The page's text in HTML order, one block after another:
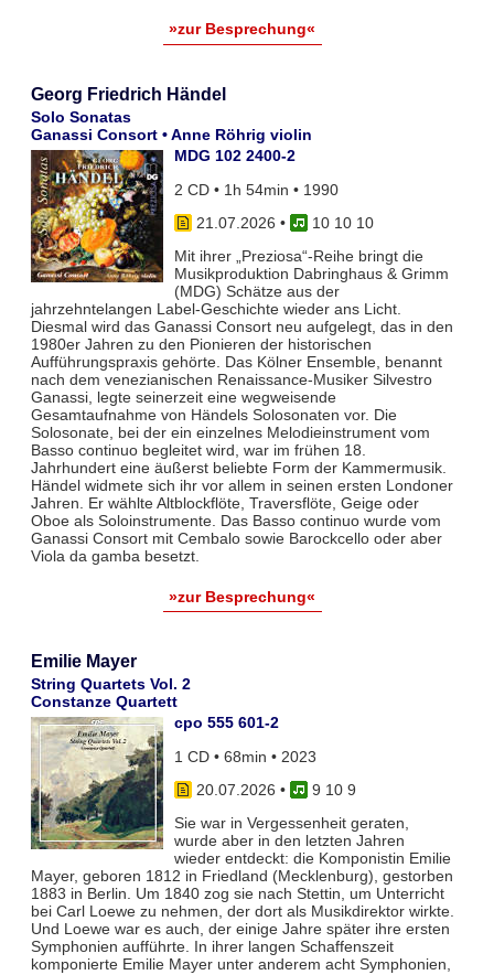
»zur Besprechung«
Georg Friedrich Händel
Solo Sonatas
Ganassi Consort • Anne Röhrig violin
MDG 102 2400-2
2 CD • 1h 54min • 1990
21.07.2026 •
10 10 10
Mit ihrer „Preziosa“-Reihe bringt die
Musikproduktion Dabringhaus & Grimm
(MDG) Schätze aus der
jahrzehntelangen Label-Geschichte wieder ans Licht.
Diesmal wird das Ganassi Consort neu aufgelegt, das in den
1980er Jahren zu den Pionieren der historischen
Aufführungspraxis gehörte. Das Kölner Ensemble, benannt
nach dem venezianischen Renaissance-Musiker Silvestro
Ganassi, legte seinerzeit eine wegweisende
Gesamtaufnahme von Händels Solosonaten vor. Die
Solosonate, bei der ein einzelnes Melodieinstrument vom
Basso continuo begleitet wird, war im frühen 18.
Jahrhundert eine äußerst beliebte Form der Kammermusik.
Händel widmete sich ihr vor allem in seinen ersten Londoner
Jahren. Er wählte Altblockflöte, Traversflöte, Geige oder
Oboe als Soloinstrumente. Das Basso continuo wurde vom
Ganassi Consort mit Cembalo sowie Barockcello oder aber
Viola da gamba besetzt.
»zur Besprechung«
Emilie Mayer
String Quartets Vol. 2
Constanze Quartett
cpo 555 601-2
1 CD • 68min • 2023
20.07.2026 •
9 10 9
Sie war in Vergessenheit geraten,
wurde aber in den letzten Jahren
wieder entdeckt: die Komponistin Emilie
Mayer, geboren 1812 in Friedland (Mecklenburg), gestorben
1883 in Berlin. Um 1840 zog sie nach Stettin, um Unterricht
bei Carl Loewe zu nehmen, der dort als Musikdirektor wirkte.
Und Loewe war es auch, der einige Jahre später ihre ersten
Symphonien aufführte. In ihrer langen Schaffenszeit
komponierte Emilie Mayer unter anderem acht Symphonien,